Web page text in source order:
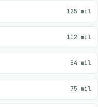
125 mil
112 mil
84 mil
75 mil